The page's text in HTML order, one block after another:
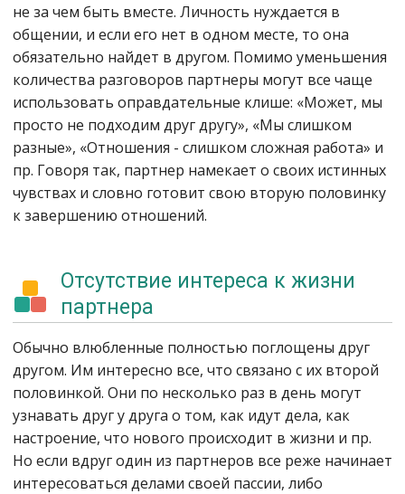
не за чем быть вместе. Личность нуждается в
общении, и если его нет в одном месте, то она
обязательно найдет в другом. Помимо уменьшения
количества разговоров партнеры могут все чаще
использовать оправдательные клише: «Может, мы
просто не подходим друг другу», «Мы слишком
разные», «Отношения - слишком сложная работа» и
пр. Говоря так, партнер намекает о своих истинных
чувствах и словно готовит свою вторую половинку
к завершению отношений.
Отсутствие интереса к жизни
партнера
Обычно влюбленные полностью поглощены друг
другом. Им интересно все, что связано с их второй
половинкой. Они по несколько раз в день могут
узнавать друг у друга о том, как идут дела, как
настроение, что нового происходит в жизни и пр.
Но если вдруг один из партнеров все реже начинает
интересоваться делами своей пассии, либо